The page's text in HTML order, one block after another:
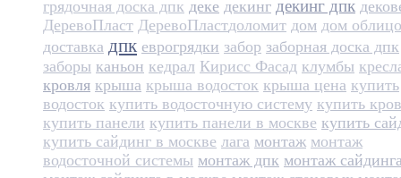
грядочная доска дпк деке декинг декинг дпк
ДеревоПласт ДеревоПласт​доломит дом дом
доставка дпк еврогрядки забор заборная доска дпк
заборы каньон кедрал Кирисс Фасад клумбы
кровля крыша крыша водосток крыша цена купить
водосток купить водосточную систему купить
купить панели купить панели в москве купить
купить сайдинг в москве лага монтаж монтаж
водосточной системы монтаж дпк монтаж